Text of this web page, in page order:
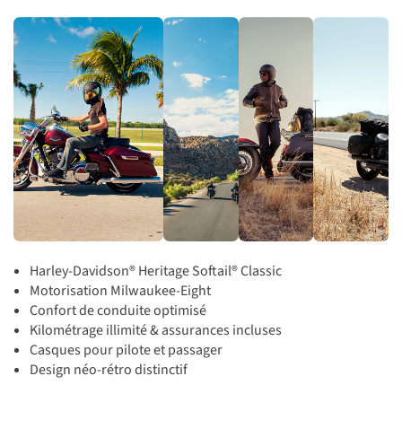
Harley-Davidson® Heritage Softail® Classic
Motorisation Milwaukee-Eight
Confort de conduite optimisé
Kilométrage illimité & assurances incluses
Casques pour pilote et passager
Design néo-rétro distinctif